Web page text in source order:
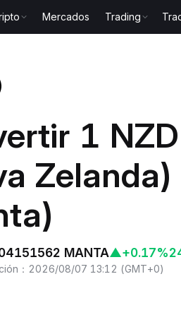
Mercados Trading
1
MANTA▲+0.17%
： 2026/08/07 13:12 (GMT+0)